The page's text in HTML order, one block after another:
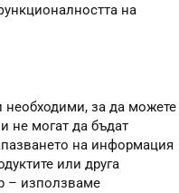
на
необходими, за да можете
не могат да бъдат
на информация
или друга
– използваме